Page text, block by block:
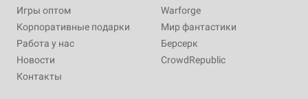
Игры оптом
Корпоративные подарки
Работа у нас
Новости
Контакты
Warforge
Мир фантастики
Берсерк
CrowdRepublic